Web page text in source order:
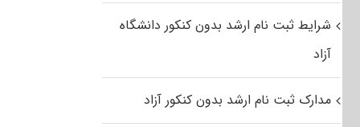
شرایط ثبت نام ارشد بدون کنکور دانشگاه
آزاد
مدارک ثبت نام ارشد بدون کنکور آزاد